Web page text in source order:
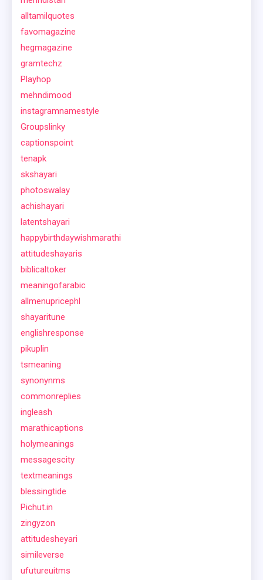
alltamilquotes
favomagazine
hegmagazine
gramtechz
Playhop
mehndimood
instagramnamestyle
Groupslinky
captionspoint
tenapk
skshayari
photoswalay
achishayari
latentshayari
happybirthdaywishmarathi
attitudeshayaris
biblicaltoker
meaningofarabic
allmenupricephl
shayaritune
englishresponse
pikuplin
tsmeaning
synonynms
commonreplies
ingleash
marathicaptions
holymeanings
messagescity
textmeanings
blessingtide
Pichut.in
zingyzon
attitudesheyari
simileverse
ufutureuitms